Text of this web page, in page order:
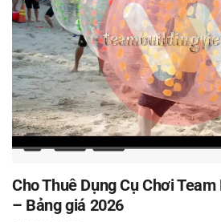
Cho Thuê Dụng Cụ Chơi
– Bảng giá 2026